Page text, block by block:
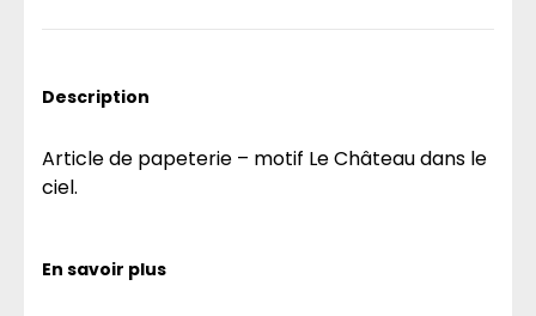
Description
Article de papeterie – motif Le Château dans le
ciel.
En savoir plus